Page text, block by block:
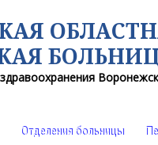
Отделения больницы